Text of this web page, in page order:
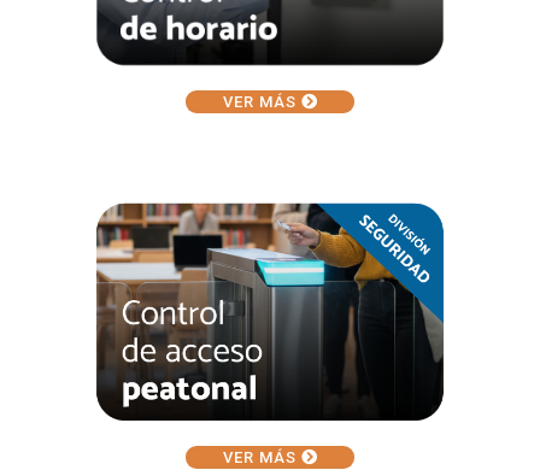
VER MÁS
VER MÁS